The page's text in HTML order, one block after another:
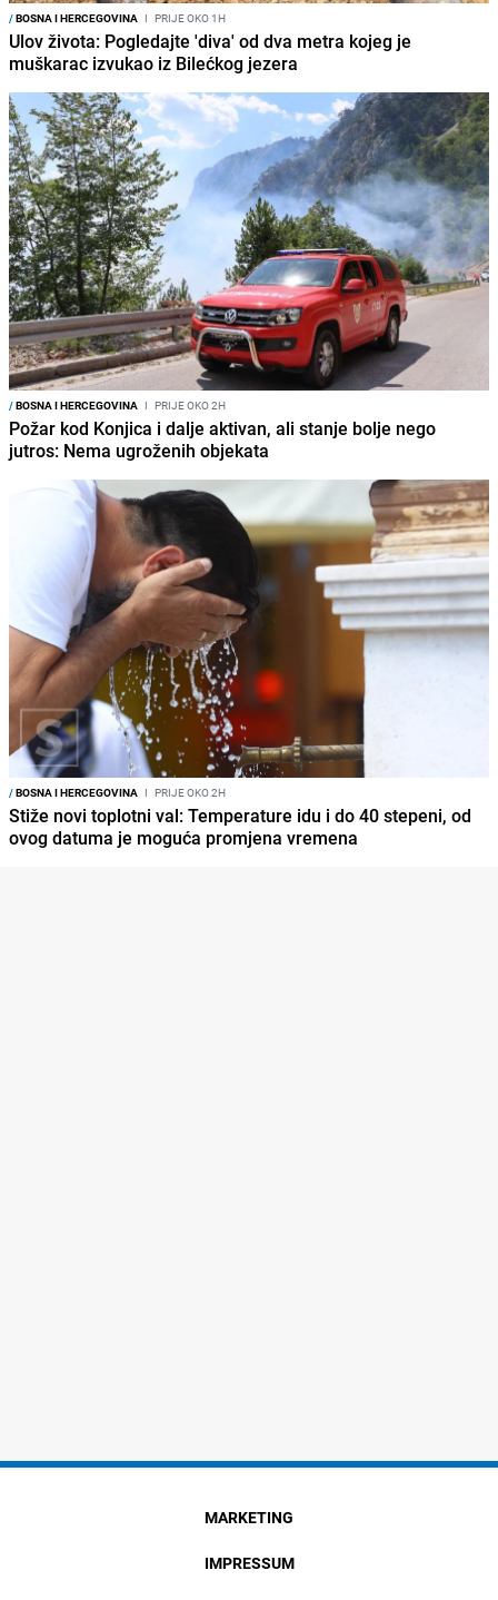
/BOSNA I HERCEGOVINA I PRIJE OKO 1H
Ulov života: Pogledajte 'diva' od dva metra kojeg je
muškarac izvukao iz Bilećkog jezera
/BOSNA I HERCEGOVINA I PRIJE OKO 2H
Požar kod Konjica i dalje aktivan, ali stanje bolje nego
jutros: Nema ugroženih objekata
/BOSNA I HERCEGOVINA I PRIJE OKO 2H
Stiže novi toplotni val: Temperature idu i do 40 stepeni, od
ovog datuma je moguća promjena vremena
MARKETING
IMPRESSUM